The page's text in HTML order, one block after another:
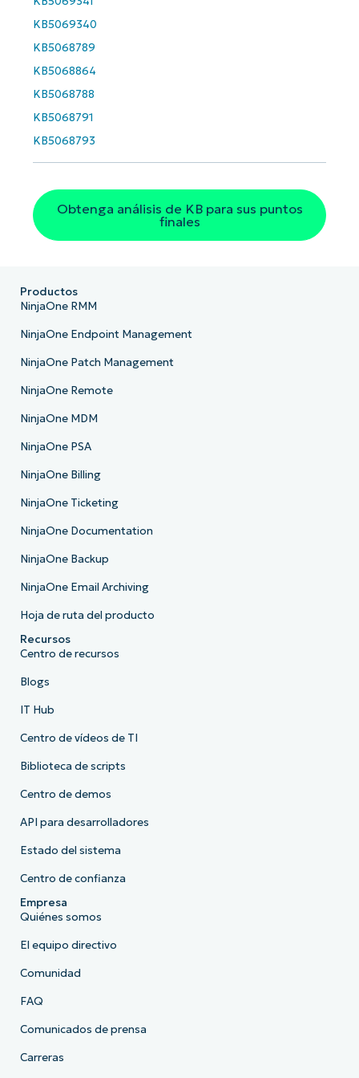
KB5069340
KB5068789
KB5068864
KB5068788
KB5068791
KB5068793
Obtenga análisis de KB para sus puntos
finales
number*
País
Company
name*
Productos
NinjaOne RMM
NinjaOne Endpoint Management
NinjaOne Patch Management
NinjaOne Remote
NinjaOne MDM
NinjaOne PSA
NinjaOne Billing
NinjaOne Ticketing
NinjaOne Documentation
NinjaOne Backup
NinjaOne Email Archiving
Hoja de ruta del producto
Recursos
Centro de recursos
Blogs
IT Hub
Centro de vídeos de TI
Biblioteca de scripts
Centro de demos
API para desarrolladores
Estado del sistema
Centro de confianza
Empresa
Quiénes somos
El equipo directivo
Comunidad
FAQ
Comunicados de prensa
Carreras